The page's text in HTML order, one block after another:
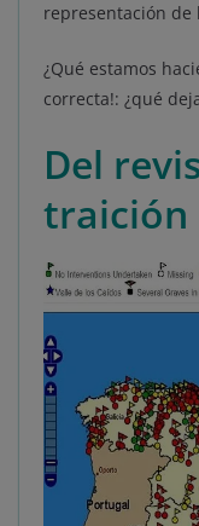
representación de
¿Qué estamos
correcta!: ¿qué
Del
traición